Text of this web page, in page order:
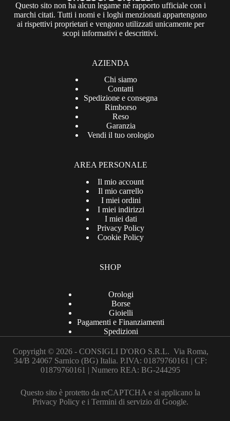
Questo sito non ha alcun legame né rapporto ufficiale con i
marchi citati. Tutti i nomi e i loghi menzionati appartengono
ai rispettivi proprietari e vengono utilizzati unicamente per
scopi informativi e descrittivi.
AZIENDA
Chi siamo
Contatti
Spedizione e consegna
Rimborso
Reso
Garanzia
Vendi il tuo orologio
AREA PERSONALE
Il mio account
Il mio carrello
I miei ordini
I miei indirizzi
I miei dati
Privacy Policy
Cookie Policy
SHOP
Orologi
Borse
Gioielli
Pagamenti e Finanziamenti
Spedizioni
Copyright © 2026 - CONSIGLI D'ORO S.R.L. Via Roma,
34/B 24067 Sarnico (BG) Italia. P.IVA: 01879760161 | CF:
01879760161 | Numero REA: BG-244295
Questo sito è protetto da reCAPTCHA e si applicano la
Privacy Policy e iTermini di servizio di Google.